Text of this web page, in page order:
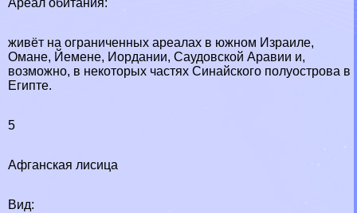
Ареал обитания:
живёт на ограниченных ареалах в южном Израиле,
Омане, Йемене, Иордании, Саудовской Аравии и,
возможно, в некоторых частях Синайского полуострова в
Египте.
5
Афганская лисица
Вид: